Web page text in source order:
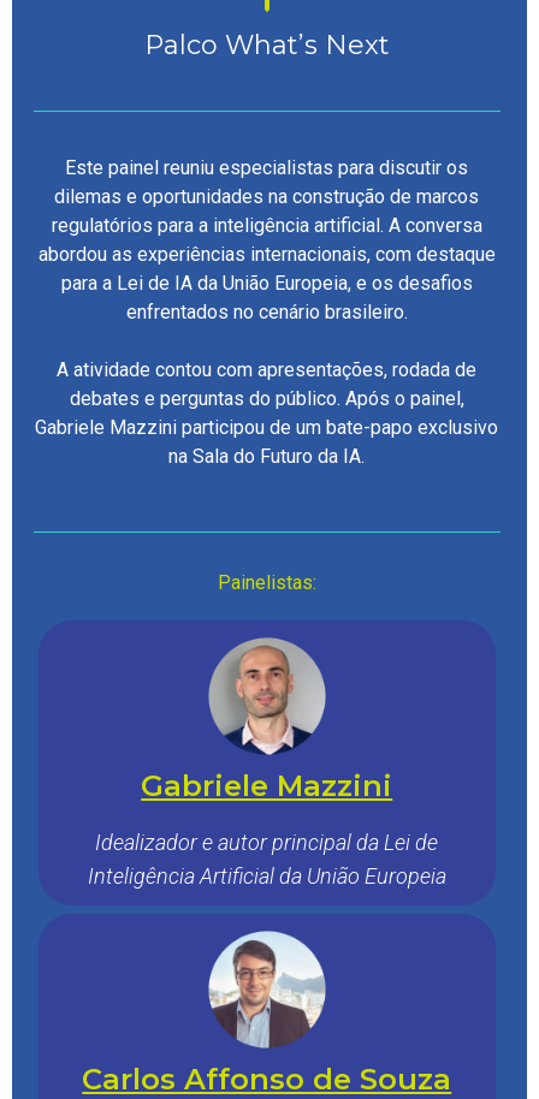
Palco What’s Next
Este painel reuniu especialistas para discutir os
dilemas e oportunidades na construção de marcos
regulatórios para a inteligência artificial. A conversa
abordou as experiências internacionais, com destaque
para a Lei de IA da União Europeia, e os desafios
enfrentados no cenário brasileiro.
A atividade contou com apresentações, rodada de
debates e perguntas do público. Após o painel,
Gabriele Mazzini participou de um bate-papo exclusivo
na Sala do Futuro da IA.
Painelistas:
Gabriele Mazzini
Idealizador e autor principal da Lei de
Inteligência Artificial da União Europeia
Carlos Affonso de Souza